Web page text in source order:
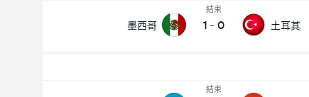
墨西哥
結束
1 - 0 土耳其
結束